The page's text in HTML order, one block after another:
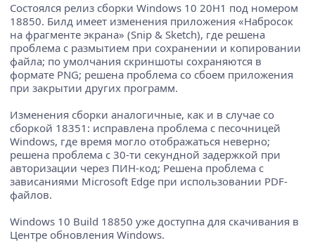
Состоялся релиз сборки Windows 10 20H1 под номером
18850. Билд имеет изменения приложения «Набросок
на фрагменте экрана» (Snip & Sketch), где решена
проблема с размытием при сохранении и копировании
файла; по умолчания скриншоты сохраняются в
формате PNG; решена проблема со сбоем приложения
при закрытии других программ.
Изменения сборки аналогичные, как и в случае со
сборкой 18351: исправлена проблема с песочницей
Windows, где время могло отображаться неверно;
решена проблема с 30-ти секундной задержкой при
авторизации через ПИН-код; Решена проблема с
зависаниями Microsoft Edge при использовании PDF-
файлов.
Windows 10 Build 18850 уже доступна для скачивания в
Центре обновления Windows.